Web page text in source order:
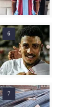
6
7